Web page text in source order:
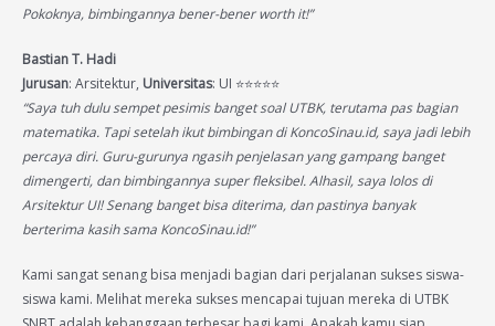
Pokoknya, bimbingannya bener-bener worth it!”
Bastian T. Hadi
Jurusan: Arsitektur, Universitas: UI ⭐⭐⭐⭐⭐
“Saya tuh dulu sempet pesimis banget soal UTBK, terutama pas bagian
matematika. Tapi setelah ikut bimbingan di KoncoSinau.id, saya jadi lebih
percaya diri. Guru-gurunya ngasih penjelasan yang gampang banget
dimengerti, dan bimbingannya super fleksibel. Alhasil, saya lolos di
Arsitektur UI! Senang banget bisa diterima, dan pastinya banyak
berterima kasih sama KoncoSinau.id!”
Kami sangat senang bisa menjadi bagian dari perjalanan sukses siswa-
siswa kami. Melihat mereka sukses mencapai tujuan mereka di UTBK